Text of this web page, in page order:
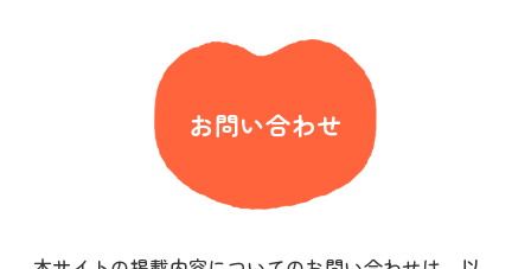
お問い合わせ